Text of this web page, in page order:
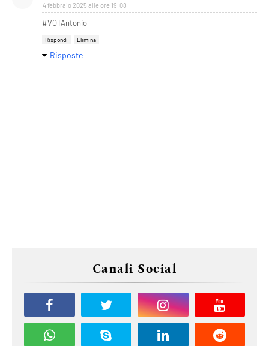
4 febbraio 2025 alle ore 19:08
#VOTAntonio
Rispondi Elimina
Risposte
Canali Social